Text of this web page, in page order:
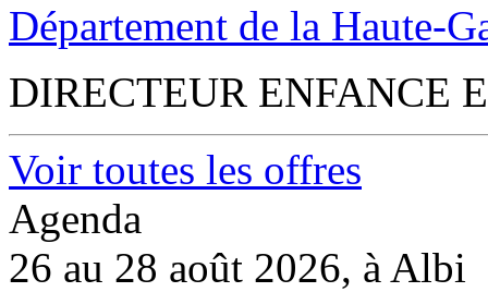
Département de la Haute-
DIRECTEUR ENFANCE
Voir toutes les offres
Agenda
26 au 28 août 2026, à Albi